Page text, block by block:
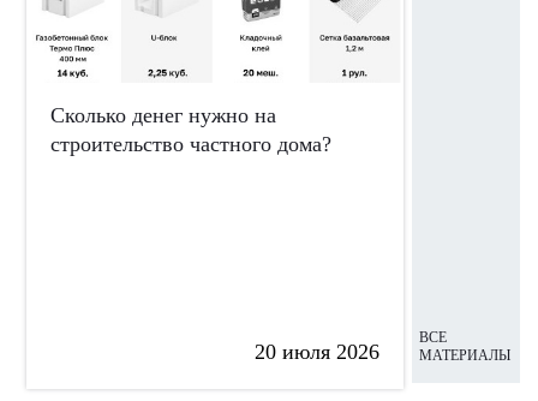
Сколько денег нужно на
строительство частного дома?
20 июля 2026
ВСЕ
МАТЕРИАЛЫ